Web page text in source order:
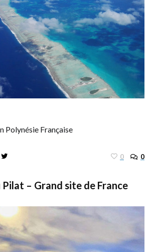
Polynésie Française
0 0
Pilat – Grand site de France